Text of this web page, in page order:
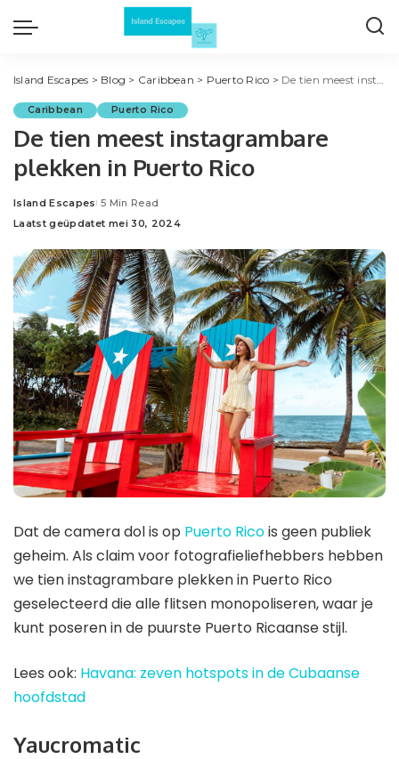
Island Escapes > Blog > Caribbean > Puerto Rico > De tien meest instagrambare plekken in Puerto Rico
Caribbean Puerto Rico
De tien meest instagrambare
plekken in Puerto Rico
Posted
by
Island Escapes 5 Min Read
Laatst geüpdatet mei 30, 2024
Dat de camera dol is op Puerto Ricois geen publiek
geheim. Als claim voor fotografieliefhebbers hebben
we tien instagrambare plekken in Puerto Rico
geselecteerd die alle flitsen monopoliseren, waar je
kunt poseren in de puurste Puerto Ricaanse stijl.
Lees ook: Havana: zeven hotspots in de Cubaanse
hoofdstad
Yaucromatic